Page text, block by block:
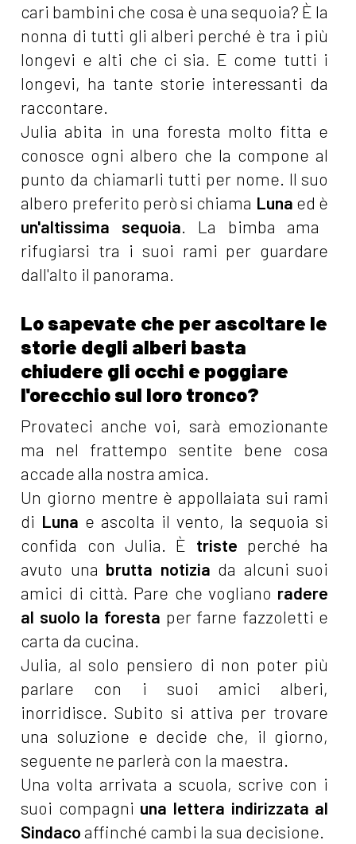
cari bambini che cosa è una sequoia? È la
nonna di tutti gli alberi perché è tra i più
longevi e alti che ci sia. E come tutti i
longevi, ha tante storie interessanti da
raccontare.
Julia abita in una foresta molto fitta e
conosce ogni albero che la compone al
punto da chiamarli tutti per nome. Il suo
albero preferito però si chiama Luna ed è
un'altissima sequoia . La bimba ama
rifugiarsi tra i suoi rami per guardare
dall'alto il panorama.
Lo sapevate che per ascoltare le
storie degli alberi basta
chiudere gli occhi e poggiare
l'orecchio sul loro tronco?
Provateci anche voi, sarà emozionante
ma nel frattempo sentite bene cosa
accade alla nostra amica.
Un giorno mentre è appollaiata sui rami
di Luna e ascolta il vento, la sequoia si
confida con Julia. È triste perché ha
avuto una brutta notizia da alcuni suoi
amici di città. Pare che vogliano radere
al suolo la foresta per farne fazzoletti e
carta da cucina.
Julia, al solo pensiero di non poter più
parlare con i suoi amici alberi,
inorridisce. Subito si attiva per trovare
una soluzione e decide che, il giorno,
seguente ne parlerà con la maestra.
Una volta arrivata a scuola, scrive con i
suoi compagni una lettera indirizzata al
Sindaco affinché cambi la sua decisione.